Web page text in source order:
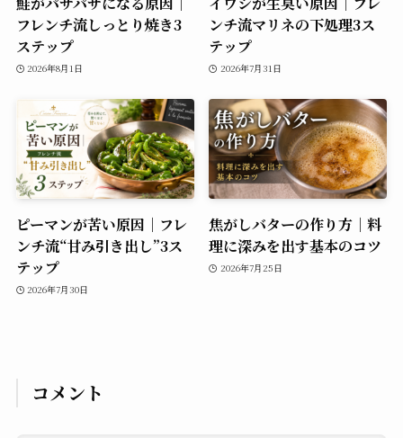
フレンチ流しっとり焼き3
ステップ
2026年8月1日
ンチ流マリネの下処理3ス
テップ
2026年7月31日
ピーマンが苦い原因｜フレ
ンチ流“甘み引き出し”3ス
テップ
2026年7月30日
焦がしバターの作り方｜料
理に深みを出す基本のコツ
2026年7月25日
コメント